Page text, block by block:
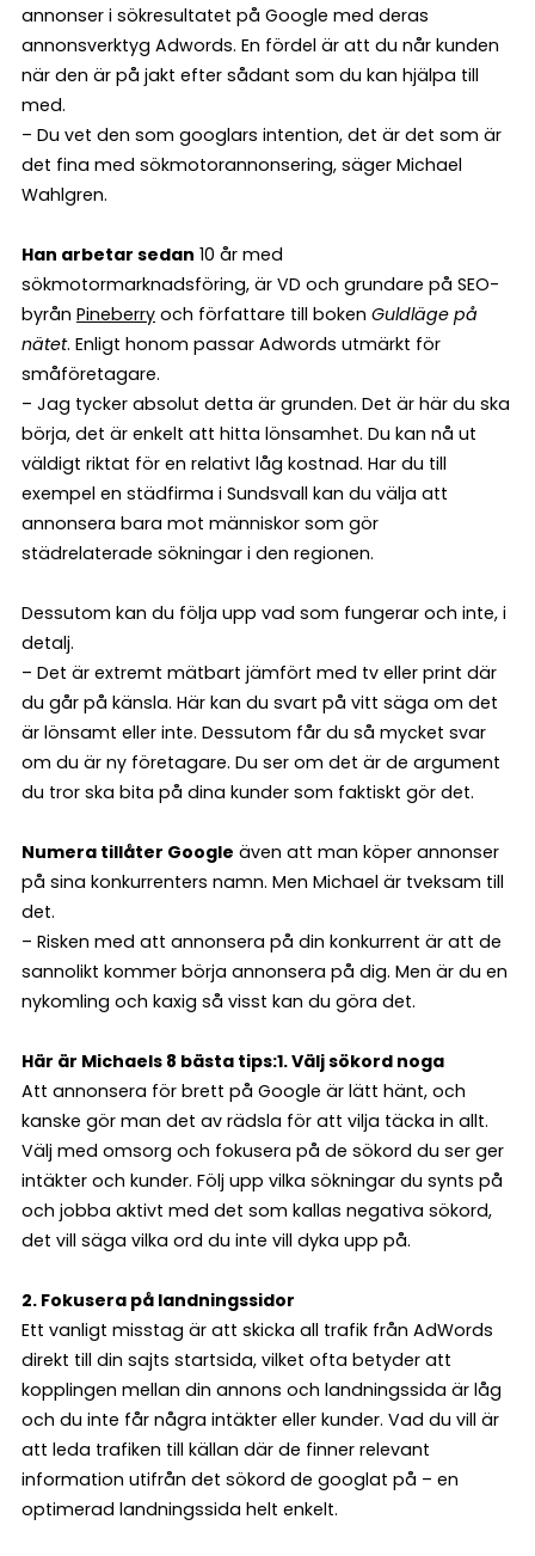
annonser i sökresultatet på Google med deras
annonsverktyg Adwords. En fördel är att du når kunden
när den är på jakt efter sådant som du kan hjälpa till
med.
– Du vet den som googlars intention, det är det som är
det fina med sökmotorannonsering, säger Michael
Wahlgren.
Han arbetar sedan 10 år med
sökmotormarknadsföring, är VD och grundare på SEO-
byrån Pineberry och författare till boken Guldläge på
nätet. Enligt honom passar Adwords utmärkt för
småföretagare.
– Jag tycker absolut detta är grunden. Det är här du ska
börja, det är enkelt att hitta lönsamhet. Du kan nå ut
väldigt riktat för en relativt låg kostnad. Har du till
exempel en städfirma i Sundsvall kan du välja att
annonsera bara mot människor som gör
städrelaterade sökningar i den regionen.
Dessutom kan du följa upp vad som fungerar och inte, i
detalj.
– Det är extremt mätbart jämfört med tv eller print där
du går på känsla. Här kan du svart på vitt säga om det
är lönsamt eller inte. Dessutom får du så mycket svar
om du är ny företagare. Du ser om det är de argument
du tror ska bita på dina kunder som faktiskt gör det.
Numera tillåter Google även att man köper annonser
på sina konkurrenters namn. Men Michael är tveksam till
det.
– Risken med att annonsera på din konkurrent är att de
sannolikt kommer börja annonsera på dig. Men är du en
nykomling och kaxig så visst kan du göra det.
Här är Michaels 8 bästa tips:1. Välj sökord noga
Att annonsera för brett på Google är lätt hänt, och
kanske gör man det av rädsla för att vilja täcka in allt.
Välj med omsorg och fokusera på de sökord du ser ger
intäkter och kunder. Följ upp vilka sökningar du synts på
och jobba aktivt med det som kallas negativa sökord,
det vill säga vilka ord du inte vill dyka upp på.
2. Fokusera på landningssidor
Ett vanligt misstag är att skicka all trafik från AdWords
direkt till din sajts startsida, vilket ofta betyder att
kopplingen mellan din annons och landningssida är låg
och du inte får några intäkter eller kunder. Vad du vill är
att leda trafiken till källan där de finner relevant
information utifrån det sökord de googlat på – en
optimerad landningssida helt enkelt.